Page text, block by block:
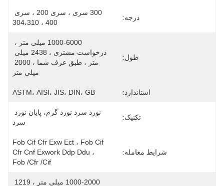
درجه:
400 ، 304،310
طول:
میلی متر
استاندارد: ASTM، AISI، JIS، DIN، GB
تکنیک:
سرد
شرایط معامله:
Fob Cif Cfr Exw Ect ، Fob Cif
Cfr Cnf Exwork Ddp Ddu ،
Fob /cfr /cif